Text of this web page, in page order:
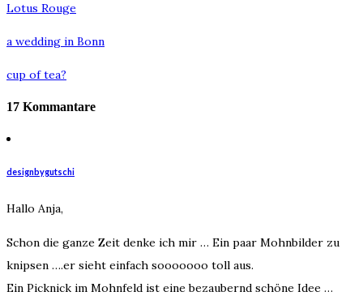
Lotus Rouge
a wedding in Bonn
cup of tea?
17 Kommantare
designbygutschi
Hallo Anja,
Schon die ganze Zeit denke ich mir … Ein paar Mohnbilder zu
knipsen ….er sieht einfach sooooooo toll aus.
Ein Picknick im Mohnfeld ist eine bezaubernd schöne Idee …